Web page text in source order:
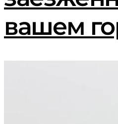
вашем